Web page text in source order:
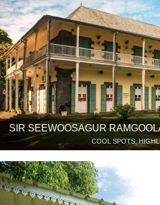
SIR SEEWOOSAGUR
COOL SPOTS,